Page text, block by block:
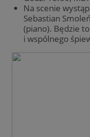
Na scenie
Sebastian
(piano). Będzie
i wspólnego